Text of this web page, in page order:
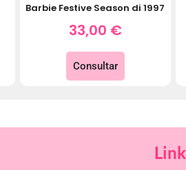
Barbie Festive Season di 1997
33,00 €
Consultar